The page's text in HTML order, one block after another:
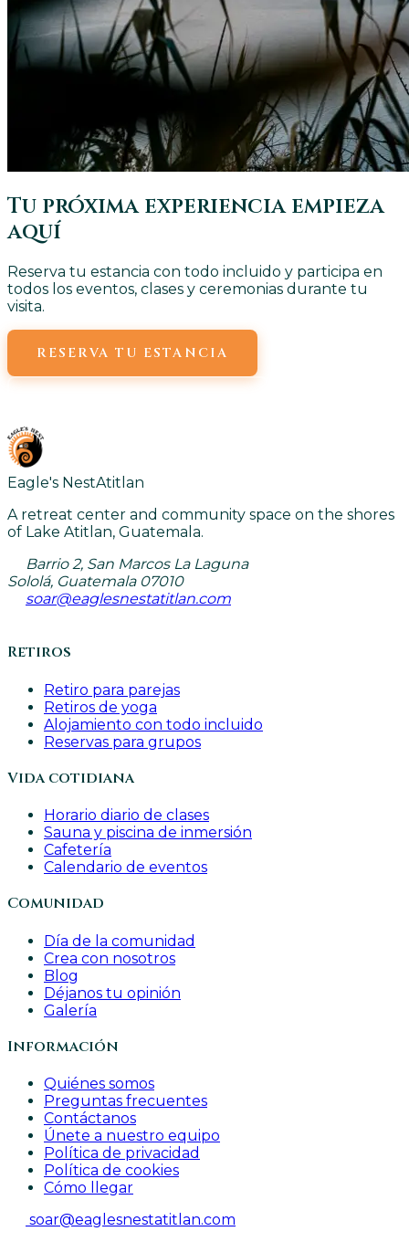
Tu próxima experiencia empieza
aquí
Reserva tu estancia con todo incluido y participa en
todos los eventos, clases y ceremonias durante tu
visita.
RESERVA TU ESTANCIA
Eagle's NestAtitlan
A retreat center and community space on the shores
of Lake Atitlan, Guatemala.
Barrio 2, San Marcos La Laguna
Sololá, Guatemala 07010
soar@eaglesnestatitlan.com
Retiros
Retiro para parejas
Retiros de yoga
Alojamiento con todo incluido
Reservas para grupos
Vida cotidiana
Horario diario de clases
Sauna y piscina de inmersión
Cafetería
Calendario de eventos
Comunidad
Día de la comunidad
Crea con nosotros
Blog
Déjanos tu opinión
Galería
Información
Quiénes somos
Preguntas frecuentes
Contáctanos
Únete a nuestro equipo
Política de privacidad
Política de cookies
Cómo llegar
soar@eaglesnestatitlan.com